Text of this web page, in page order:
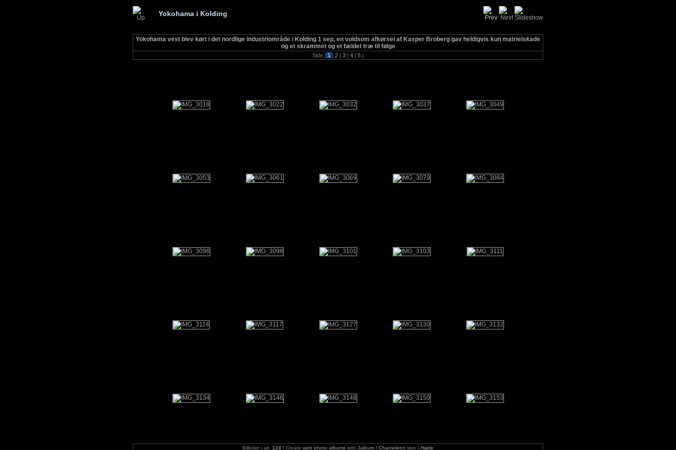
Yokohama i Kolding
Yokohama vest blev kørt i det nordlige industriområde i Kolding 1 sep, en voldsom afkørsel af Kasper Broberg gav heldigvis kun matrielskade
og et skrammet og et fældet træ til følge
Side | 1 | 2 | 3 | 4 | 5 |
Billeder i alt: 124 | Create web photo albums with Jalbum | Chameleon skin | Hjælp